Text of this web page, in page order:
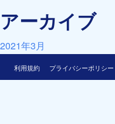
アーカイブ
2021年3月
利用規約 プライバシーポリシー